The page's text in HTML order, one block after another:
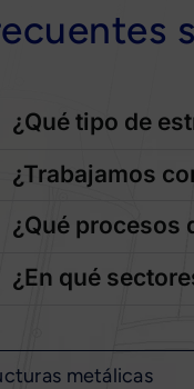
¿Qué tipo de
¿Trabajamos
¿Qué procesos
¿En qué
metálicas